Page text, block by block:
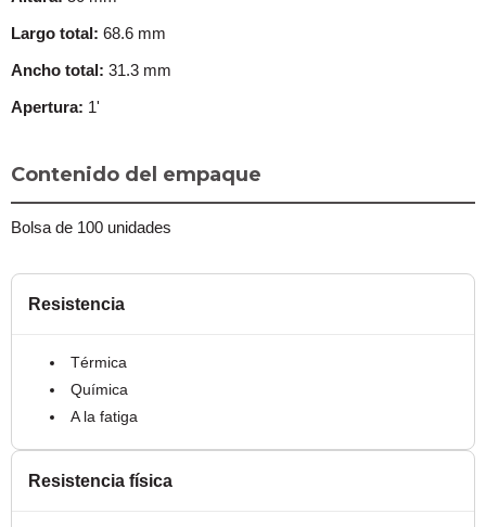
Largo total: 68.6 mm
Ancho total: 31.3 mm
Apertura: 1'
Contenido del empaque
Bolsa de 100 unidades
Resistencia
Térmica
Química
A la fatiga
Resistencia física